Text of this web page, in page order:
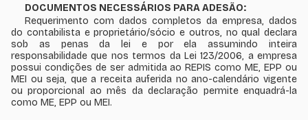
DOCUMENTOS NECESSÁRIOS PARA ADESÃO:
Requerimento com dados completos da empresa, dados
do contabilista e proprietário/sócio e outros, no qual declara
sob as penas da lei e por ela assumindo inteira
responsabilidade que nos termos da Lei 123/2006, a empresa
possui condições de ser admitida ao REPIS como ME, EPP ou
MEI ou seja, que a receita auferida no ano-calendário vigente
ou proporcional ao mês da declaração permite enquadrá-la
como ME, EPP ou MEI.